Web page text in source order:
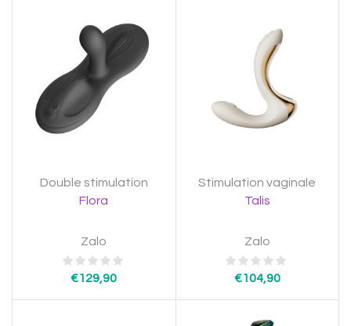
Double stimulation
Flora
Zalo
€129,90
Stimulation vaginale
Talis
Zalo
€104,90